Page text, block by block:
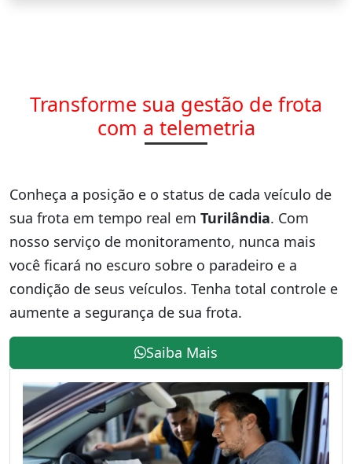
Transforme sua gestão de frota
com a telemetria
Conheça a posição e o status de cada veículo de
sua frota em tempo real em Turilândia. Com
nosso serviço de monitoramento, nunca mais
você ficará no escuro sobre o paradeiro e a
condição de seus veículos. Tenha total controle e
aumente a segurança de sua frota.
Saiba Mais